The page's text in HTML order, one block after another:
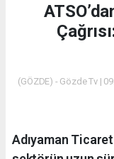
(GÖZDE) - Gözde Tv |
Adıyaman